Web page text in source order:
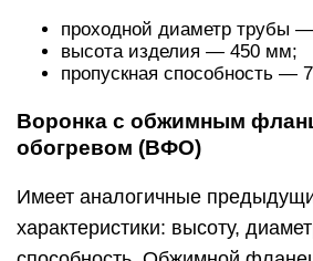
проходной диаметр трубы
высота изделия — 450 мм;
пропускная способность —
Воронка с обжимным
обогревом (ВФО)
Имеет аналогичные
характеристики: высоту,